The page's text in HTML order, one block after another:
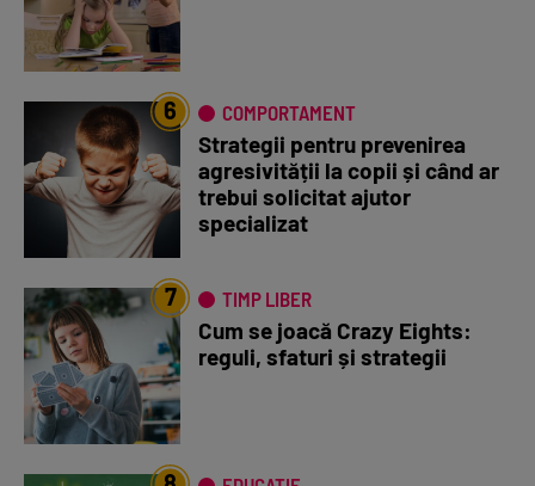
6 COMPORTAMENT
Strategii pentru prevenirea
agresivității la copii și când ar
trebui solicitat ajutor
specializat
7 TIMP LIBER
Cum se joacă Crazy Eights:
reguli, sfaturi și strategii